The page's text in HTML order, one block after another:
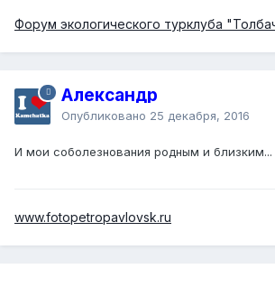
Форум экологического турклуба
Александр
Опубликовано 25 декабря, 2016
И мои соболезнования родным и близким...
www.fotopetropavlovsk.ru